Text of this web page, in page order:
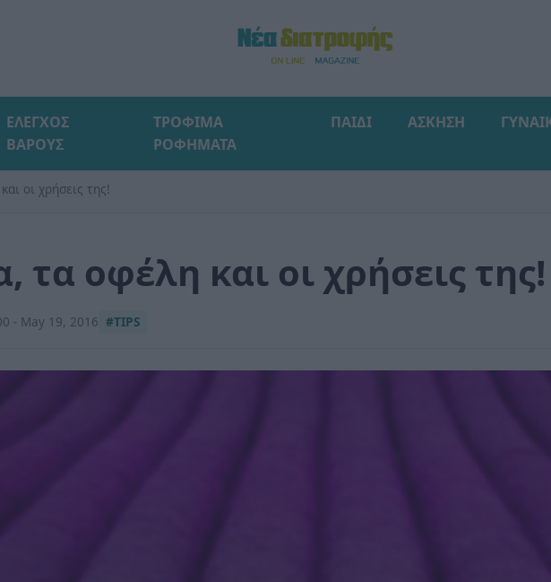
ΕΛΕΓΧΟΣ
ΒΑΡΟΥΣ
ΤΡΟΦΙΜΑ
ΡΟΦΗΜΑΤΑ
ΠΑΙΔΙ ΑΣΚΗΣΗ
οι χρήσεις της!
τα οφέλη και οι χρήσεις της!
- May 19, 2016 #TIPS